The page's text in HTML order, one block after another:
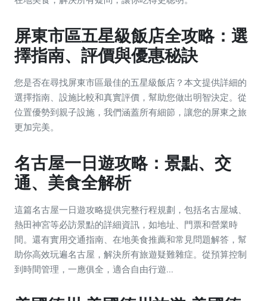
屏東市區五星級飯店全攻略：選
擇指南、評價與優惠秘訣
您是否在尋找屏東市區最佳的五星級飯店？本文提供詳細的
選擇指南、設施比較和真實評價，幫助您做出明智決定。從
位置優勢到親子設施，我們涵蓋所有細節，讓您的屏東之旅
更加完美。
名古屋一日遊攻略：景點、交
通、美食全解析
這篇名古屋一日遊攻略提供完整行程規劃，包括名古屋城、
熱田神宮等必訪景點的詳細資訊，如地址、門票和營業時
間。還有實用交通指南、在地美食推薦和常見問題解答，幫
助你高效玩遍名古屋，解決所有旅遊疑難雜症。從預算控制
到時間管理，一應俱全，適合自由行遊...